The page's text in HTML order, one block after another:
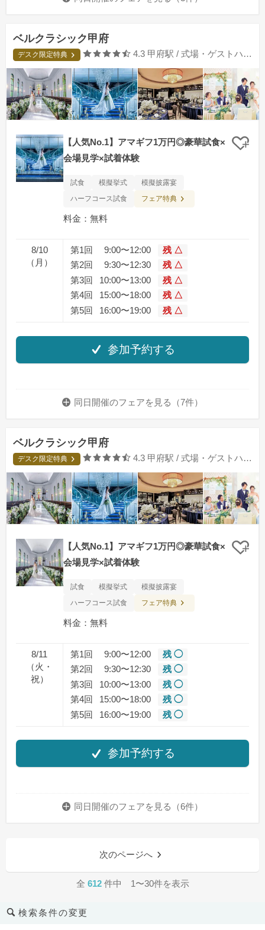
ベルクラシック甲府
デスク限定特典 口コミ評価
4.3 甲府駅 / 式場・ゲストハウス
【人気No.1】アマギフ1万円◎豪華試食×
会場見学×試着体験
クリ
試食 模擬挙式
模擬披露宴
ハーフコース試食
フェア特典
料金：無料
8/10
（月）
第1回 9:00〜12:00
残 △
第2回
9:30〜12:30
残 △
第3回
10:00〜13:00
残 △
第4回
15:00〜18:00
残 △
第5回
16:00〜19:00 残 △
参加予約する
同日開催のフェアを 見る（7件）
ベルクラシック甲府
デスク限定特典 口コミ評価
4.3 甲府駅 / 式場・ゲストハウス
【人気No.1】アマギフ1万円◎豪華試食×
会場見学×試着体験
クリ
試食 模擬挙式
模擬披露宴
ハーフコース試食
フェア特典
料金：無料
8/11
（火・
祝）
第1回 9:00〜12:00
残 ◯
第2回
9:30〜12:30
残 ◯
第3回
10:00〜13:00
残 ◯
第4回
15:00〜18:00
残 ◯
第5回
16:00〜19:00 残 ◯
参加予約する
同日開催のフェアを 見る（6件）
次のページへ
全 612 件中 1〜30件を表示
検索条件の変更